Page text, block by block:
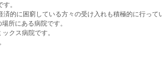
。
的に困窮している方々の受け入れも積極的に行って
所にある病院です。
クス病院です。